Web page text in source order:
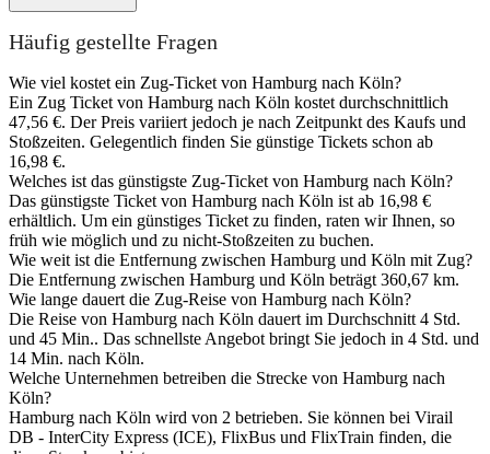
Häufig gestellte Fragen
Wie viel kostet ein Zug-Ticket von Hamburg nach Köln?
Ein Zug Ticket von Hamburg nach Köln kostet durchschnittlich
47,56 €. Der Preis variiert jedoch je nach Zeitpunkt des Kaufs und
Stoßzeiten. Gelegentlich finden Sie günstige Tickets schon ab
16,98 €.
Welches ist das günstigste Zug-Ticket von Hamburg nach Köln?
Das günstigste Ticket von Hamburg nach Köln ist ab 16,98 €
erhältlich. Um ein günstiges Ticket zu finden, raten wir Ihnen, so
früh wie möglich und zu nicht-Stoßzeiten zu buchen.
Wie weit ist die Entfernung zwischen Hamburg und Köln mit Zug?
Die Entfernung zwischen Hamburg und Köln beträgt 360,67 km.
Wie lange dauert die Zug-Reise von Hamburg nach Köln?
Die Reise von Hamburg nach Köln dauert im Durchschnitt 4 Std.
und 45 Min.. Das schnellste Angebot bringt Sie jedoch in 4 Std. und
14 Min. nach Köln.
Welche Unternehmen betreiben die Strecke von Hamburg nach
Köln?
Hamburg nach Köln wird von 2 betrieben. Sie können bei Virail
DB - InterCity Express (ICE), FlixBus und FlixTrain finden, die